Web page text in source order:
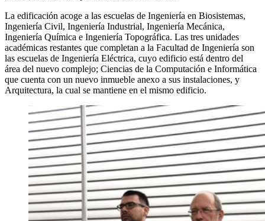
La edificación acoge a las escuelas de Ingeniería en Biosistemas,
Ingeniería Civil, Ingeniería Industrial, Ingeniería Mecánica,
Ingeniería Química e Ingeniería Topográfica. Las tres unidades
académicas restantes que completan a la Facultad de Ingeniería son
las escuelas de Ingeniería Eléctrica, cuyo edificio está dentro del
área del nuevo complejo; Ciencias de la Computación e Informática
que cuenta con un nuevo inmueble anexo a sus instalaciones, y
Arquitectura, la cual se mantiene en el mismo edificio.